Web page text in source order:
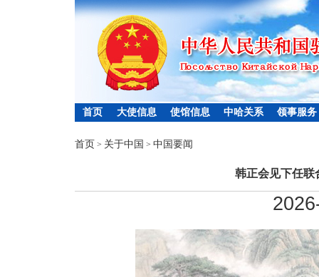
首页 大使信息 使馆信息 中哈关系 领事服务
首页 > 关于中国 > 中国要闻
韩正会见下任联